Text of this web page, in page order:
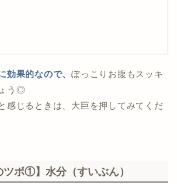
効果的なので、ぽっこりお腹もスッキ
う◎
感じるときは、大巨を押してみてくだ
ツボ①】水分（すいぶん）